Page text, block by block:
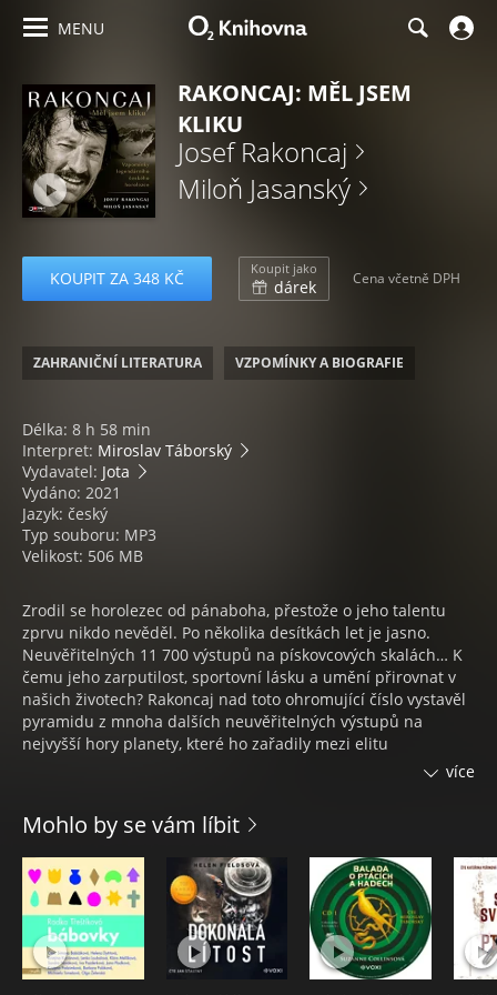
MENU
RAKONCAJ: MĚL JSEM
KLIKU
Josef Rakoncaj
Miloň Jasanský
KOUPIT ZA 348 KČ Koupit jako
dárek Cena včetně DPH
ZAHRANIČNÍ LITERATURA VZPOMÍNKY A BIOGRAFIE
Délka: 8 h 58 min
Interpret: Miroslav Táborský
Vydavatel: Jota
Vydáno: 2021
Jazyk: český
Typ souboru: MP3
Velikost: 506 MB
Zrodil se horolezec od pánaboha, přestože o jeho talentu
zprvu nikdo nevěděl. Po několika desítkách let je jasno.
Neuvěřitelných 11 700 výstupů na pískovcových skalách… K
čemu jeho zarputilost, sportovní lásku a umění přirovnat v
našich životech? Rakoncaj nad toto ohromující číslo vystavěl
pyramidu z mnoha dalších neuvěřitelných výstupů na
nejvyšší hory planety, které ho zařadily mezi elitu
horolezeckého světa. Za čím opravdu šel, toho dosáhl. Co si
stěnách, někdy vysokých i 3 500 metrů, na ledovcích mezi
trhlinami i v zóně smrti na osmitisícových horách, kde
nedostatek kyslíku, mráz, vítr a častá beznaděj lidskému tělu
nic nedarují.
Jak vyjádřit vděk nekonečnému štěstí, které ho životem
provázelo? „Nemít kliku, už dávno tady nejsem,“ říká. Bez ní
více
Mohlo by se vám líbit